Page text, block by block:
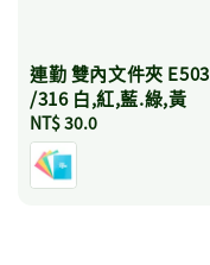
連勤 雙內文件夾 E503
/316 白,紅,藍.綠,黃
Regular
price
NT$ 30.0